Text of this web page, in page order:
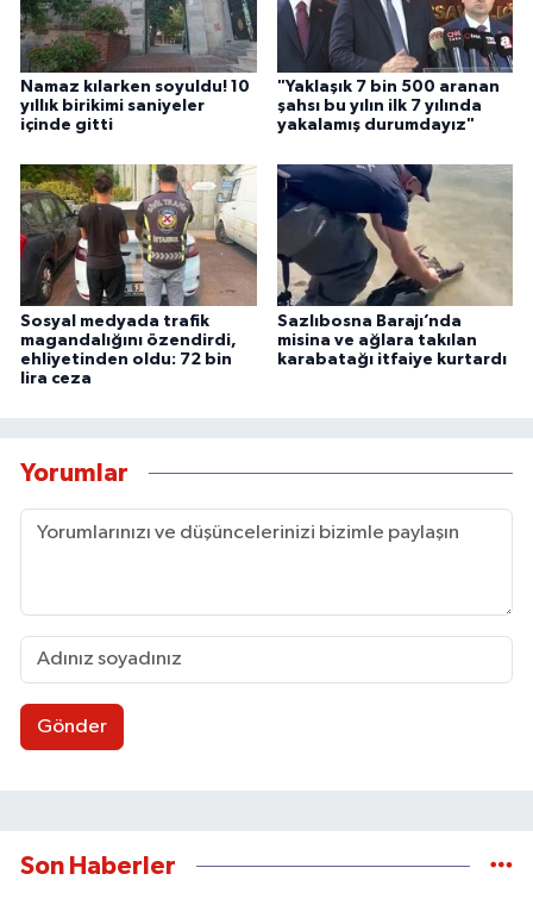
Namaz kılarken soyuldu! 10
yıllık birikimi saniyeler
içinde gitti
"Yaklaşık 7 bin 500 aranan
şahsı bu yılın ilk 7 yılında
yakalamış durumdayız"
Sosyal medyada trafik
magandalığını özendirdi,
ehliyetinden oldu: 72 bin
lira ceza
Sazlıbosna Barajı’nda
misina ve ağlara takılan
karabatağı itfaiye kurtardı
Yorumlar
Gönder
Son Haberler